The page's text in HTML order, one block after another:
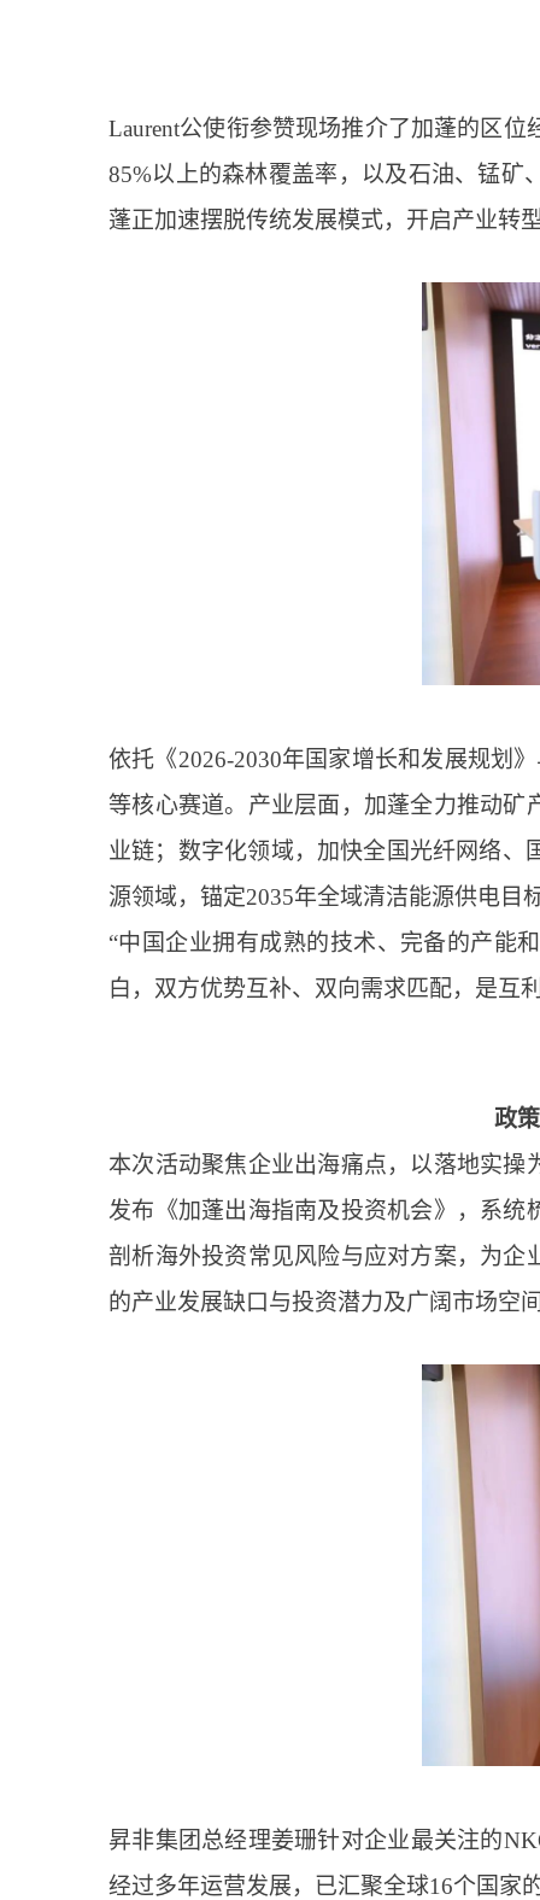
Laurent公使衔参赞现场推介了加蓬的区
85%以上的森林覆盖率，以及石油、锰
蓬正加速摆脱传统发展模式，开启产业转
依托《2026-2030年国家增长和发展规划
等核心赛道。产业层面，加蓬全力推动
业链；数字化领域，加快全国光纤网络、
源领域，锚定2035年全域清洁能源供电目
“中国企业拥有成熟的技术、完备的产能
白，双方优势互补、双向需求匹配，是互
政
本次活动聚焦企业出海痛点，以落地实
发布《加蓬出海指南及投资机会》，系
剖析海外投资常见风险与应对方案，为
的产业发展缺口与投资潜力及广阔市场空
昇非集团总经理姜珊针对企业最关注的
经过多年运营发展，已汇聚全球16个国家